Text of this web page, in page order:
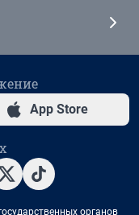
App Store
органов